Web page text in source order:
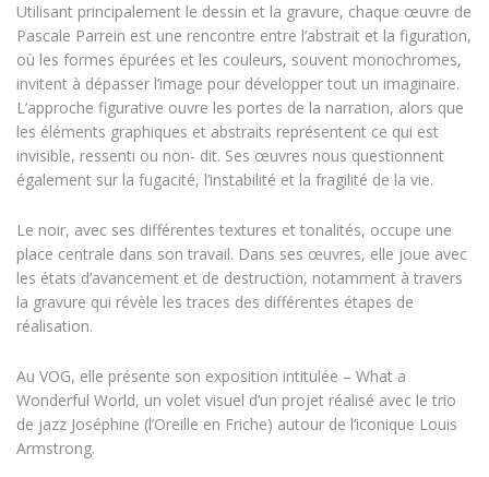
Utilisant principalement le dessin et la gravure, chaque œuvre de
Pascale Parrein est une rencontre entre l’abstrait et la figuration,
où les formes épurées et les couleurs, souvent monochromes,
invitent à dépasser l’image pour développer tout un imaginaire.
L’approche figurative ouvre les portes de la narration, alors que
les éléments graphiques et abstraits représentent ce qui est
invisible, ressenti ou non- dit. Ses œuvres nous questionnent
également sur la fugacité, l’instabilité et la fragilité de la vie.
Le noir, avec ses différentes textures et tonalités, occupe une
place centrale dans son travail. Dans ses œuvres, elle joue avec
les états d’avancement et de destruction, notamment à travers
la gravure qui révèle les traces des différentes étapes de
réalisation.
Au VOG, elle présente son exposition intitulée – What a
Wonderful World, un volet visuel d’un projet réalisé avec le trio
de jazz Joséphine (l’Oreille en Friche) autour de l’iconique Louis
Armstrong.